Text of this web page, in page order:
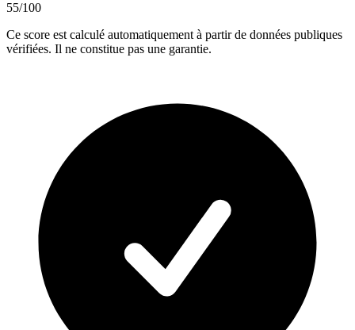
55/100
Ce score est calculé automatiquement à partir de données publiques
vérifiées. Il ne constitue pas une garantie.